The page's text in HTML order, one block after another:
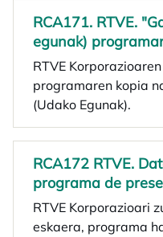
RCA171. RTVE.
egunak)
RTVE
programaren kopia
(Udako Egunak).
RCA172 RTVE.
programa de
RTVE Korporazioari
eskaera, programa